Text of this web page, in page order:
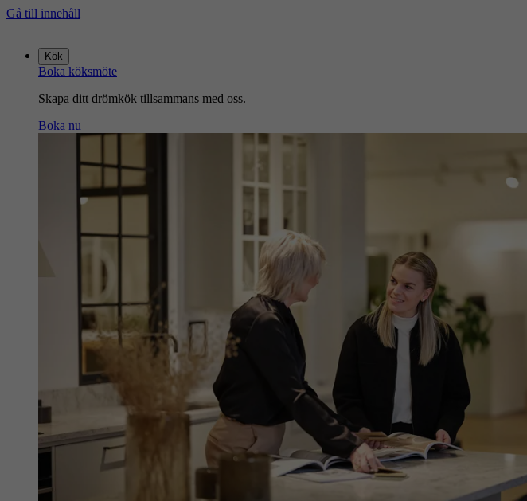
Gå till innehåll
startsidan
Kök
Boka köksmöte
Skapa ditt drömkök tillsammans med oss.
Boka nu